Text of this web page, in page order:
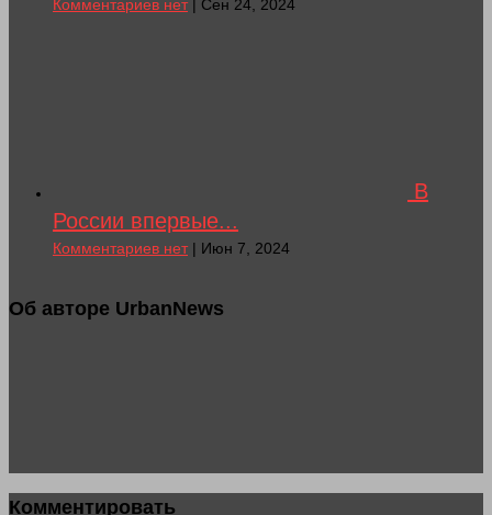
Комментариев нет| Сен 24, 2024
В
России впервые...
Комментариев нет| Июн 7, 2024
Об авторе UrbanNews
Комментировать